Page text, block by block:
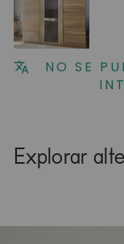
NO SE
Explorar